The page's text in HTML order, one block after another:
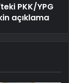
PKK/YPG
açıklama